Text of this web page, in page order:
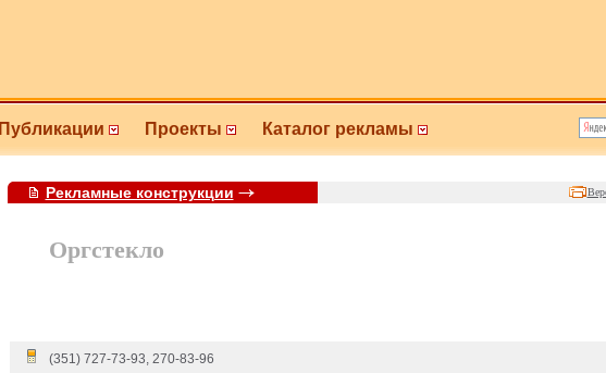
Публикации Проекты Каталог рекламы
Рекламные конструкции
Оргстекло
(351) 727-73-93, 270-83-96